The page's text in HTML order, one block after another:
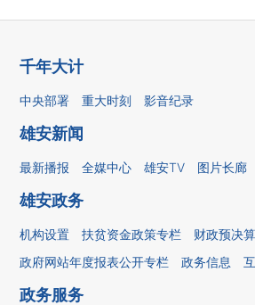
千年大计
中央部署 重大时刻 影音纪录
雄安新闻
最新播报 全媒中心 雄安TV 图片长廊
雄安政务
机构设置 扶贫资金政策专栏
财政预决
政府网站年度报表公开专栏
政务信息
政务服务